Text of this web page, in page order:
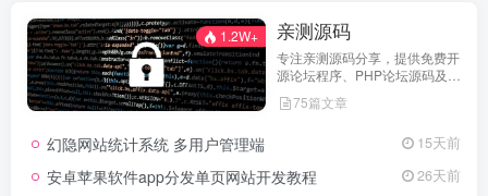
1.2W+ 亲测源码
专注亲测源码分享，提供免费开
源论坛程序、PHP论坛源码及论
实际测试可用，助力快速搭建稳
75篇文章
幻隐网站统计系统 多用户管理端 15天前
安卓苹果软件app分发单页网站开发教程 26天前